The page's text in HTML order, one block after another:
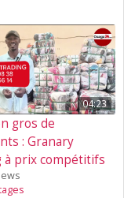
04:23
gros de
: Granary
à prix compétitifs